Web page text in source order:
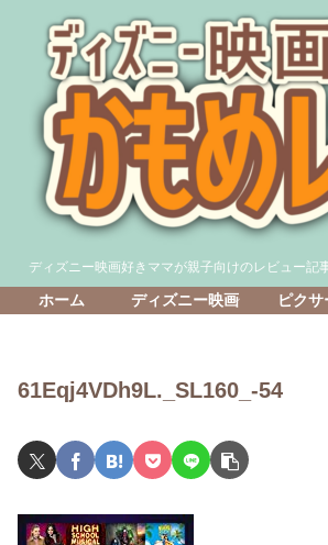
ディズニー映画好きママが親子向けのレビュー記
ホーム ディズニー映画 ピクサ
61Eqj4VDh9L._SL160_-54